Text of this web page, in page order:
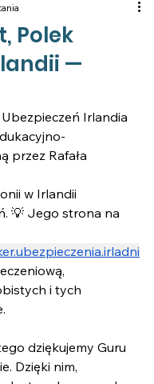
Polek
—
Irlandia
przez Rafała
w Irlandii
💡 Jego strona na
i tych
dziękujemy Guru
Dzięki nim,